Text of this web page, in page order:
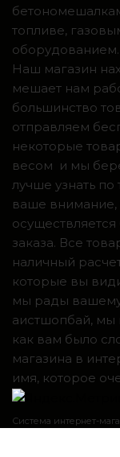
топливе,
оборудованием.
Наш магазин
мешает нам
большинство
отправляем
некоторые
весом и мы
лучше узнать
ваше внимание,
заказа. Все
наличный
которые вы
мы рады вашему
аистшопбай, мы
как вам было
магазина в
имя, которое
Система интернет-